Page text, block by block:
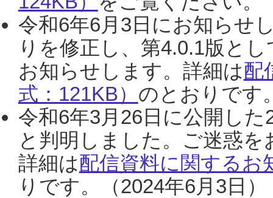
令和6年6月3日にお知らせ
りを修正し、第4.0.1版と
お知らせします。詳細は配
式：121KB） のとおりです
令和6年3月26日に公開し
と判明しました。ご迷惑
詳細は配信資料に関するお
りです。（2024年6月3日）